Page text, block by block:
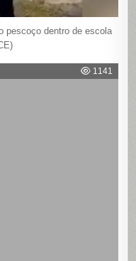
pescoço dentro de escola
1141